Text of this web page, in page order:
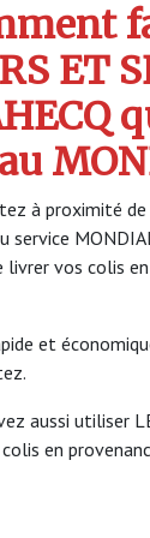
ET
à proximité de
service
livrer vos colis
et
aussi utiliser
en